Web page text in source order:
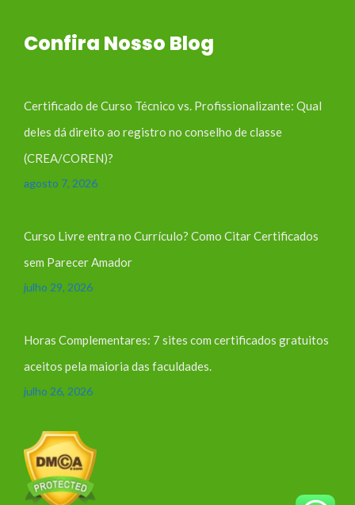
Confira Nosso Blog
Certificado de Curso Técnico vs. Profissionalizante: Qual
deles dá direito ao registro no conselho de classe
(CREA/COREN)?
agosto 7, 2026
Curso Livre entra no Currículo? Como Citar Certificados
sem Parecer Amador
julho 29, 2026
Horas Complementares: 7 sites com certificados gratuitos
aceitos pela maioria das faculdades.
julho 26, 2026